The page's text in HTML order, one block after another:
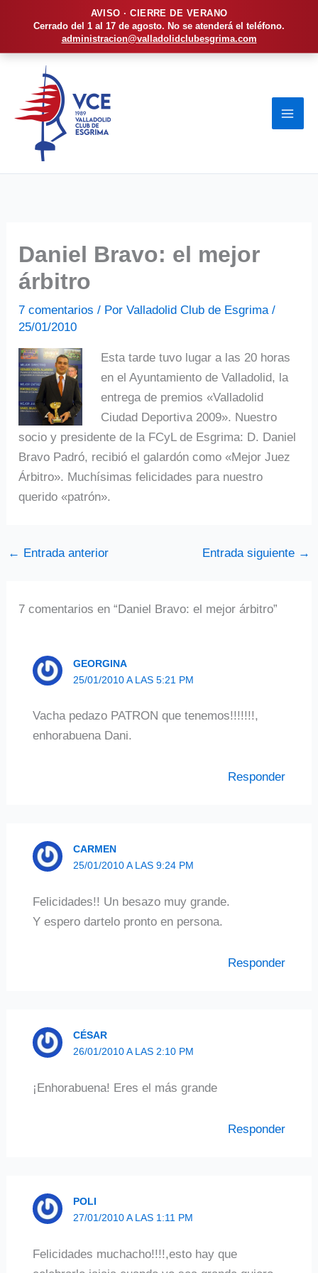
AVISO · CIERRE DE VERANO
Cerrado del 1 al 17 de agosto. No se atenderá el teléfono.
administracion@valladolidclubesgrima.com
contenido
Daniel Bravo: el mejor
árbitro
7 comentarios / PorValladolid Club de Esgrima/
25/01/2010
Esta tarde tuvo lugar a las 20 horas
en el Ayuntamiento de Valladolid, la
entrega de premios «Valladolid
Ciudad Deportiva 2009». Nuestro
socio y presidente de la FCyL de Esgrima: D. Daniel
Bravo Padró, recibió el galardón como «Mejor Juez
Árbitro». Muchísimas felicidades para nuestro
querido «patrón».
← Entrada anterior Entrada siguiente →
7 comentarios en “Daniel Bravo: el mejor árbitro”
GEORGINA
25/01/2010 A LAS 5:21 PM
Vacha pedazo PATRON que tenemos!!!!!!!,
enhorabuena Dani.
Responder
CARMEN
25/01/2010 A LAS 9:24 PM
Felicidades!! Un besazo muy grande.
Y espero dartelo pronto en persona.
Responder
CÉSAR
26/01/2010 A LAS 2:10 PM
¡Enhorabuena! Eres el más grande
Responder
POLI
27/01/2010 A LAS 1:11 PM
Felicidades muchacho!!!!,esto hay que